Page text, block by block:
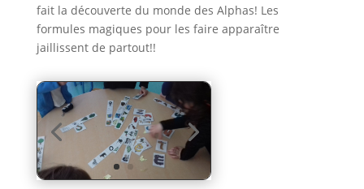
fait la découverte du monde des Alphas! Les
formules magiques pour les faire apparaître
jaillissent de partout!!